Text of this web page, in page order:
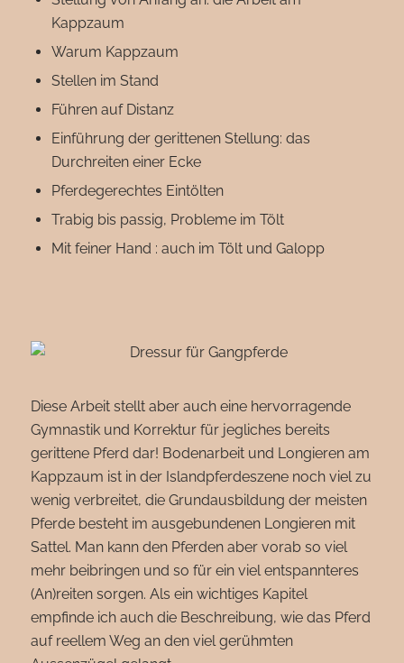
Kappzaum
Warum Kappzaum
Stellen im Stand
Führen auf Distanz
Einführung der gerittenen Stellung: das
Durchreiten einer Ecke
Pferdegerechtes Eintölten
Trabig bis passig, Probleme im Tölt
Mit feiner Hand : auch im Tölt und Galopp
Diese Arbeit stellt aber auch eine hervorragende
Gymnastik und Korrektur für jegliches bereits
gerittene Pferd dar! Bodenarbeit und Longieren am
Kappzaum ist in der Islandpferdeszene noch viel zu
wenig verbreitet, die Grundausbildung der meisten
Pferde besteht im ausgebundenen Longieren mit
Sattel. Man kann den Pferden aber vorab so viel
mehr beibringen und so für ein viel entspannteres
(An)reiten sorgen. Als ein wichtiges Kapitel
empfinde ich auch die Beschreibung, wie das Pferd
auf reellem Weg an den viel gerühmten